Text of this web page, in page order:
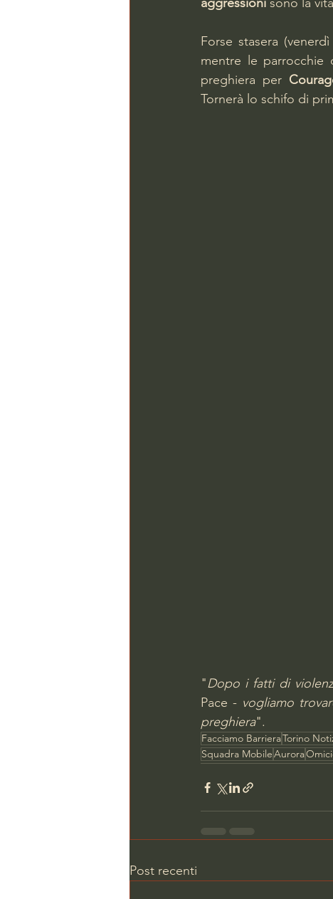
aggressioni sono la
Forse stasera
mentre le parrocchie
preghiera per
Tornerà lo schifo di
"Dopo i fatti di
Pace - vogliamo
preghiera".
Facciamo BarrieraTorino
Squadra MobileAurora
Post recenti